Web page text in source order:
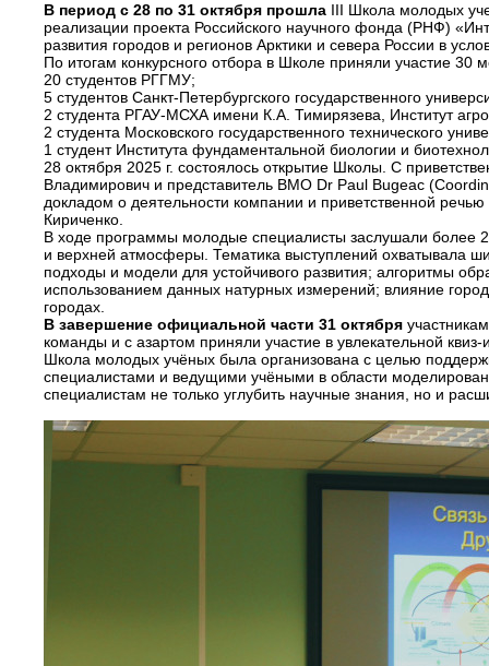
В период с 28 по 31 октября прошла III Школа молодых
реализации проекта Российского научного фонда (РНФ)
развития городов и регионов Арктики и севера России в
По итогам конкурсного отбора в Школе приняли участие 30
20 студентов РГГМУ;
5 студентов Санкт-Петербургского государственного
2 студента РГАУ-МСХА имени К.А. Тимирязева, Институт
2 студента Московского государственного технического
1 студент Института фундаментальной биологии и
28 октября 2025 г. состоялось открытие Школы. С
Владимирович и представитель ВМО Dr Paul Bugeac
докладом о деятельности компании и приветственной
Кириченко.
В ходе программы молодые специалисты заслушали более
и верхней атмосферы. Тематика выступлений охватывала
подходы и модели для устойчивого развития; алгоритмы
использованием данных натурных измерений; влияние
городах.
В завершение официальной части 31 октября
команды и с азартом приняли участие в увлекательной
Школа молодых учёных была организована с целью
специалистами и ведущими учёными в области
специалистам не только углубить научные знания, но и